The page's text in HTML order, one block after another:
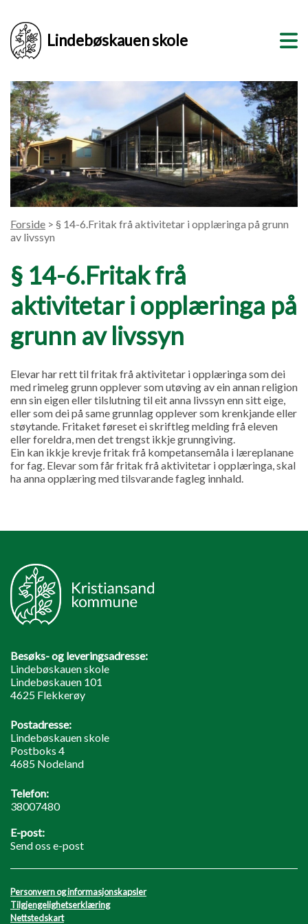
Lindebøskauen skole
Forside > § 14-6.Fritak frå aktivitetar i opplæringa på grunn
av livssyn
§ 14-6.Fritak frå
aktivitetar i opplæringa på
grunn av livssyn
Elevar har rett til fritak frå aktivitetar i opplæringa som dei
med rimeleg grunn opplever som utøving av ein annan religion
enn sin eigen eller tilslutning til eit anna livssyn enn sitt eige,
eller som dei på same grunnlag opplever som krenkjande eller
støytande. Fritaket føreset ei skriftleg melding frå eleven
eller foreldra, men det trengst ikkje grunngiving.
Ein kan ikkje krevje fritak frå kompetansemåla i læreplanane
for fag. Elevar som får fritak frå aktivitetar i opplæringa, skal
ha anna opplæring med tilsvarande fagleg innhald.
Besøks- og leveringsadresse:
Lindebøskauen skole
Lindebøskauen 101
4625 Flekkerøy
Postadresse:
Lindebøskauen skole
Postboks 4
4685 Nodeland
Telefon:
38007480
E-post:
Send oss e-post
Personvern og informasjonskapsler
Tilgjengelighetserklæring
Nettstedskart